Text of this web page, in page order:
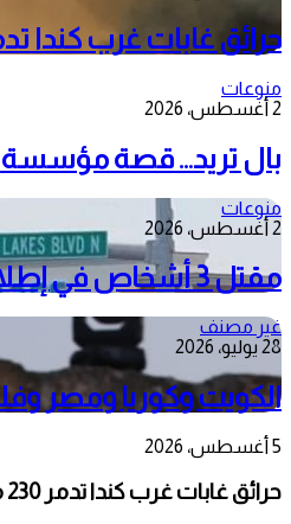
حرائق غابات غرب كندا تدمر 230
منوعات
2 أغسطس، 2026
بال تريد… قصة مؤسسة
منوعات
2 أغسطس، 2026
مقتل 3 أشخاص في إطلاق نار داخل مركز تجاري بولاية إيداهو الأمريكية
غير مصنف
28 يوليو، 2026
الكويت وكوريا ومصر
5 أغسطس، 2026
حرائق غابات غرب كندا تدمر 230 منزلا